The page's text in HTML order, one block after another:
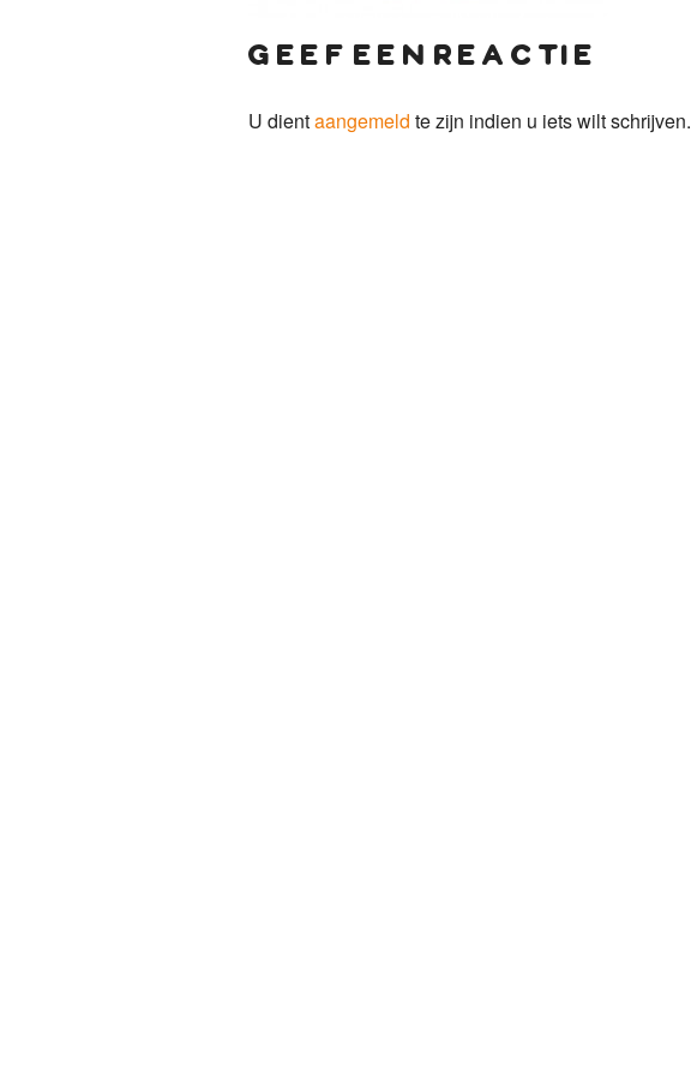
geef een reactie
U dientaangemeld te zijn indien u iets wilt schrijven.